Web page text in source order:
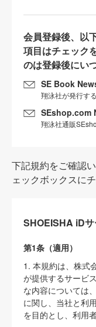
会員登録後、以
項目はチェック
のは登録後にい
SE Book
翔泳社が発行す
SEshop.com
翔泳社通販
下記規約をご確認
ェックボックスに
SHOEISHA iD
第1条（適用）
1. 本規約は、株式
が提供するサービ
な内容については
に関し、当社と利
を目的とし、利用